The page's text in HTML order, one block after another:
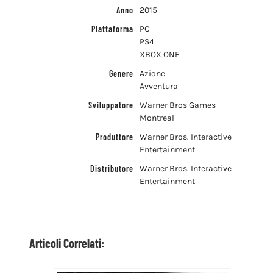
Anno
2015
Piattaforma
PC
PS4
XBOX ONE
Genere
Azione
Avventura
Sviluppatore
Warner Bros Games
Montreal
Produttore
Warner Bros. Interactive
Entertainment
Distributore
Warner Bros. Interactive
Entertainment
Articoli Correlati: